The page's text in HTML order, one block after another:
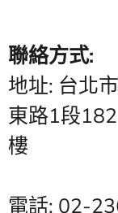
聯絡方式:
地址: 台北
東路1段
樓
電話: 02-